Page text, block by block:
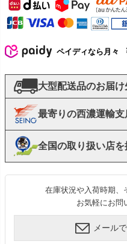
ペイディなら月々
大型配送品のお届
最寄りの西濃運輸支
全国の取り扱い店を
在庫状況や入荷時期、
お気軽にお問
メール